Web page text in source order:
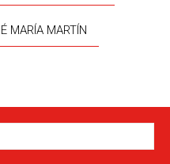
MARÍA MARTÍN